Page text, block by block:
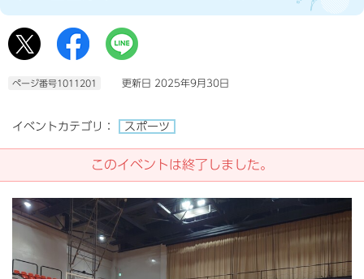
ページ番号1011201 更新日 2025年9月30日
イベントカテゴリ： スポーツ
このイベントは終了しました。